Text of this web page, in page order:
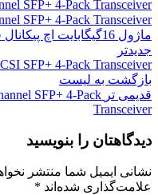
SFP+ 4-Pack Transceiver
SFP+ 4-Pack Transceiver
ماژول 16گیگابایت اچ پی
کانال
جدیدتر
SFP+ 4-Pack Transceiver
بازگشت به لیست
قدیمی تر SFP+ 4-Pack
Transceiver
دیدگاهتان را بنویسید
نشانی ایمیل شما منتشر
علامت‌گذاری شده‌اند *